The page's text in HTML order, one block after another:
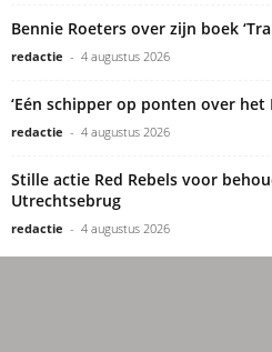
Bennie Roeters over zijn boek
redactie - 4 augustus 2026
‘Eén schipper op ponten over het
redactie - 4 augustus 2026
Stille actie Red Rebels voor
Utrechtsebrug
redactie - 4 augustus 2026